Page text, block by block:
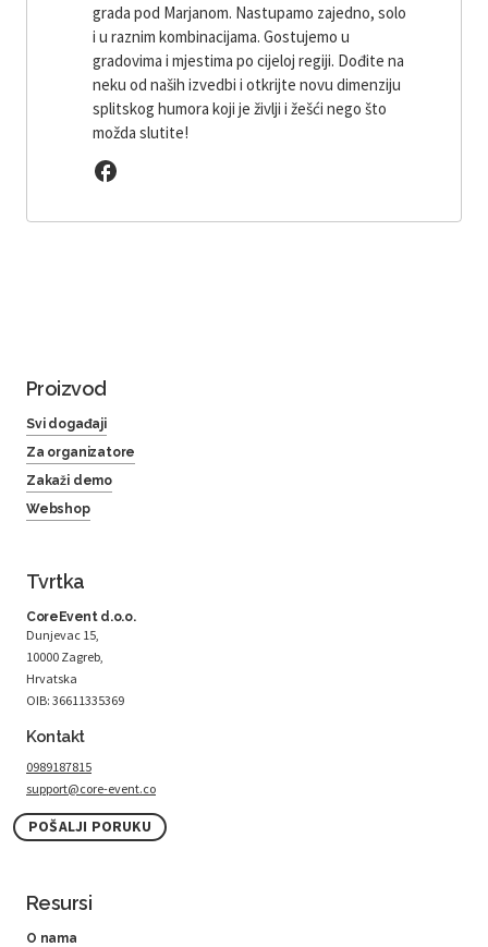
grada pod Marjanom. Nastupamo zajedno, solo
i u raznim kombinacijama. Gostujemo u
gradovima i mjestima po cijeloj regiji. Dođite na
neku od naših izvedbi i otkrijte novu dimenziju
splitskog humora koji je življi i žešći nego što
možda slutite!
Proizvod
Svi događaji
Za organizatore
Zakaži demo
Webshop
Tvrtka
CoreEvent d.o.o.
Dunjevac 15,
10000 Zagreb,
Hrvatska
OIB: 36611335369
Kontakt
0989187815
support@core-event.co
POŠALJI PORUKU
Resursi
O nama